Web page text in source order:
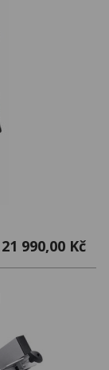
21 990,00 Kč